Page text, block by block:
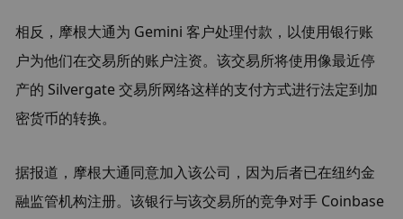
相反，摩根大通为 Gemini 客户处理付款，以使用银行账
户为他们在交易所的账户注资。该交易所将使用像最近停
产的 Silvergate 交易所网络这样的支付方式进行法定到加
密货币的转换。
据报道，摩根大通同意加入该公司，因为后者已在纽约金
融监管机构注册。该银行与该交易所的竞争对手 Coinbase